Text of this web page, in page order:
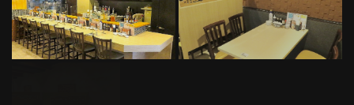
この店舗情報をシェアする